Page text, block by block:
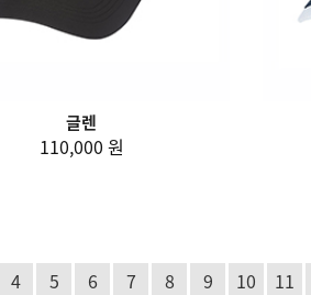
글렌
110,000 원
4 5 6 7 8 9 10 11